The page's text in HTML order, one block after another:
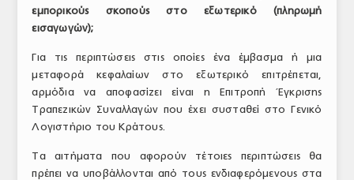
εμπορικούς σκοπούς στο εξωτερικό (πληρωμή
εισαγωγών);
Για τις περιπτώσεις στις οποίες ένα έμβασμα ή μια
μεταφορά κεφαλαίων στο εξωτερικό επιτρέπεται,
αρμόδια να αποφασίζει είναι η Επιτροπή Έγκρισης
Τραπεζικών Συναλλαγών που έχει συσταθεί στο Γενικό
Λογιστήριο του Κράτους.
Τα αιτήματα που αφορούν τέτοιες περιπτώσεις θα
πρέπει να υποβάλλονται από τους ενδιαφερόμενους στα